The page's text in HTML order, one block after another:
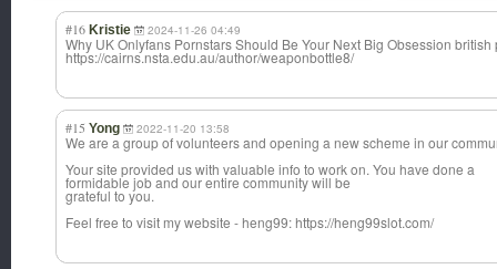
#16 Kristie 2024-11-26 04:49
Why UK Onlyfans Pornstars Should Be Your Next Big Obsession british
https://cairns.nsta.edu.au/author/weaponbottle8/
#15 Yong 2022-11-20 13:58
We are a group of volunteers and opening a new scheme in our
Your site provided us with valuable info to work on. You have done a
formidable job and our entire community will be
grateful to you.
Feel free to visit my website - heng99: https://heng99slot.com/